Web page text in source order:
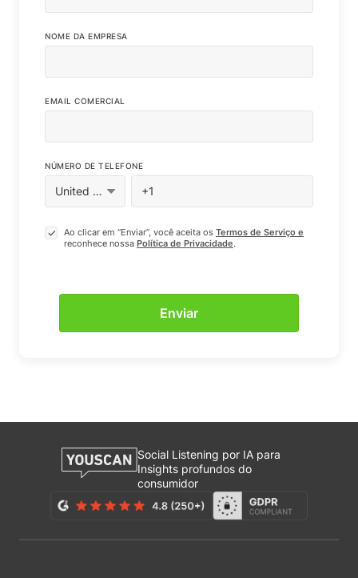
NOME DA EMPRESA
EMAIL COMERCIAL
NÚMERO DE TELEFONE
Ao clicar em “Enviar”, você aceita os Termos de Serviço e
reconhece nossa Política de Privacidade.
Social Listening por IA para
Insights profundos do
consumidor